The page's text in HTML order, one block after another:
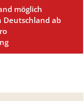
möglich
Deutschland ab